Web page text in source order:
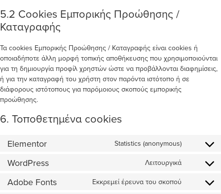
5.2 Cookies Εμπορικής Προώθησης /
Καταγραφής
Τα cookies Εμπορικής Προώθησης / Καταγραφής είναι cookies ή
οποιαδήποτε άλλη μορφή τοπικής αποθήκευσης που χρησιμοποιούνται
για τη δημιουργία προφίλ χρηστών ώστε να προβάλλονται διαφημίσεις,
ή για την καταγραφή του χρήστη στον παρόντα ιστότοπο ή σε
διάφορους ιστότοπους για παρόμοιους σκοπούς εμπορικής
προώθησης.
6. Τοποθετημένα cookies
Elementor Statistics (anonymous)
WordPress Λειτουργικά
Adobe Fonts Εκκρεμεί έρευνα του σκοπού